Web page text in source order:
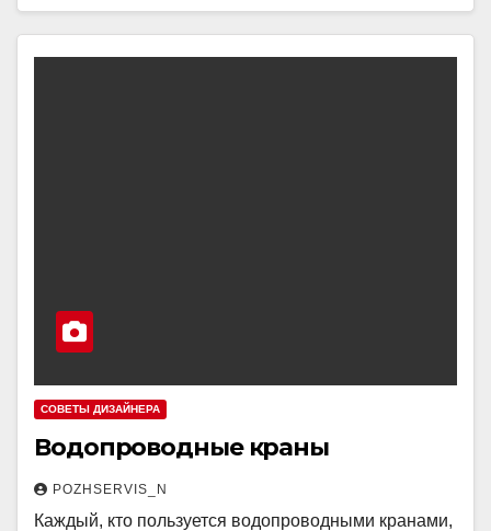
СОВЕТЫ ДИЗАЙНЕРА
Водопроводные краны
POZHSERVIS_N
Каждый, кто пользуется водопроводными кранами,